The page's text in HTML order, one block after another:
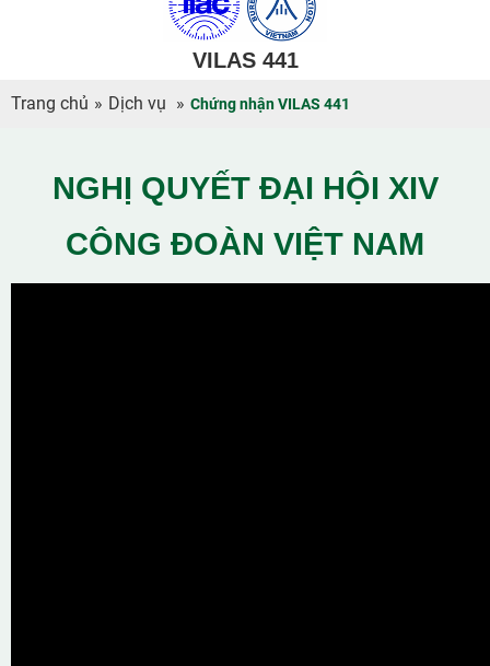
VILAS 441
Trang chủ » Dịch vụ » Chứng nhận VILAS 441
NGHỊ QUYẾT ĐẠI HỘI XIV
CÔNG ĐOÀN VIỆT NAM